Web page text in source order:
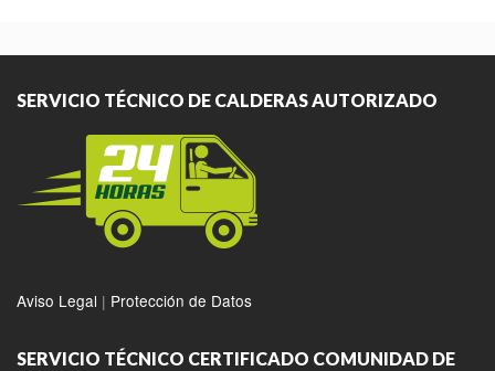
SERVICIO TÉCNICO DE CALDERAS AUTORIZADO
Aviso Legal | Protección de Datos
SERVICIO TÉCNICO CERTIFICADO COMUNIDAD DE